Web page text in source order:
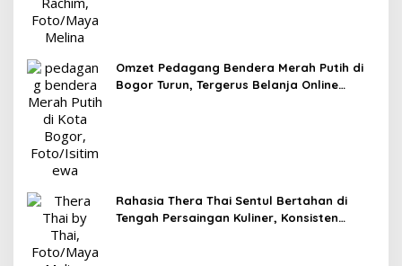
Omzet Pedagang Bendera Merah Putih di
Bogor Turun, Tergerus Belanja Online
Rahasia Thera Thai Sentul Bertahan di
Tengah Persaingan Kuliner, Konsisten